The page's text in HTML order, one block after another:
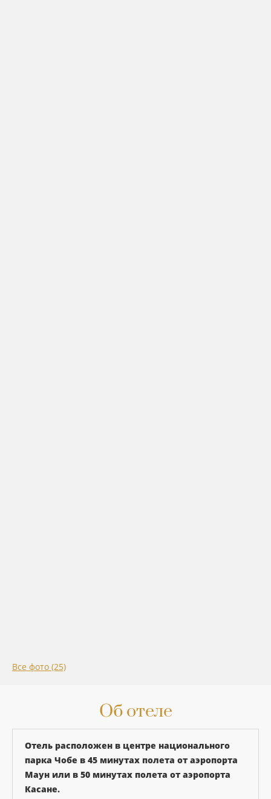
Все фото (25)
Об отеле
Отель расположен в центре национального
парка Чобе в 45 минутах полета от аэропорта
Маун или в 50 минутах полета от аэропорта
Касане.